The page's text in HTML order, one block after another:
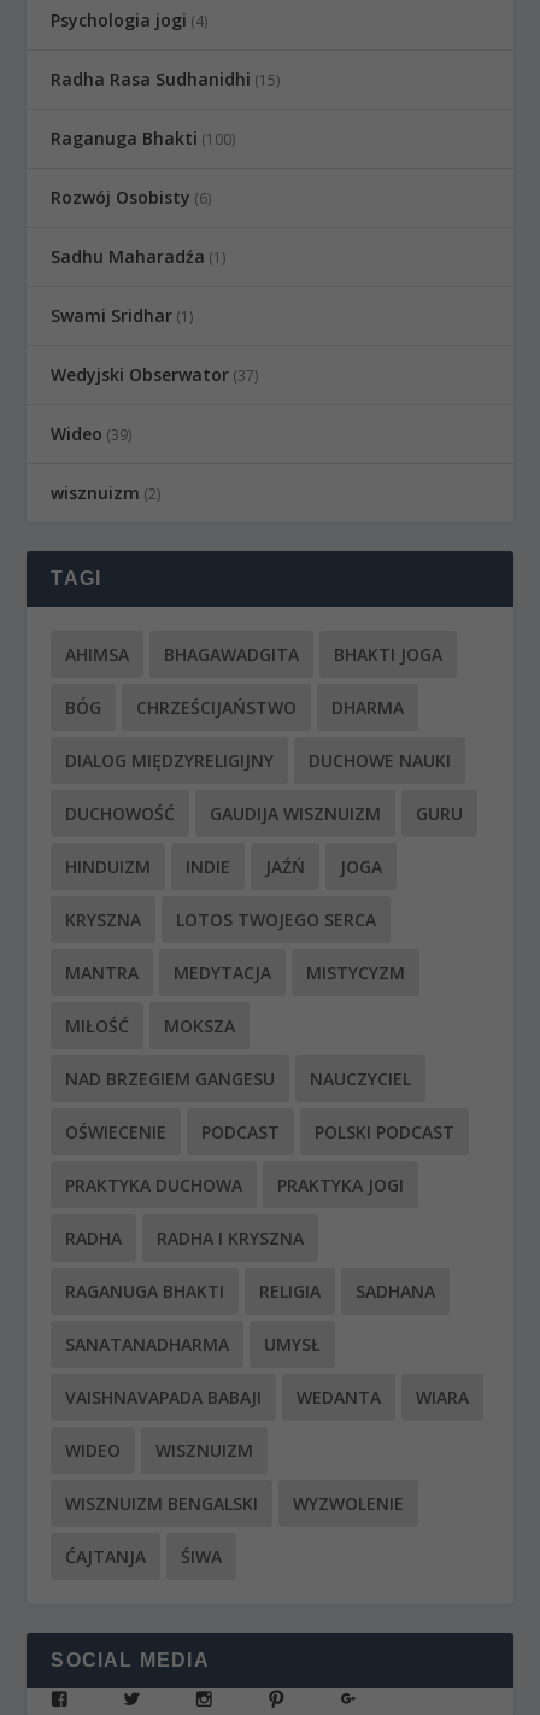
Psychologia jogi (4)
Radha Rasa Sudhanidhi (15)
Raganuga Bhakti (100)
Rozwój Osobisty (6)
Sadhu Maharadźa (1)
Swami Sridhar (1)
Wedyjski Obserwator (37)
Wideo (39)
wisznuizm (2)
TAGI
AHIMSA BHAGAWADGITA BHAKTI JOGA
BÓG CHRZEŚCIJAŃSTWO DHARMA
DIALOG MIĘDZYRELIGIJNY DUCHOWE NAUKI
DUCHOWOŚĆ GAUDIJA WISZNUIZM GURU
HINDUIZM INDIE JAŹŃ JOGA
KRYSZNA LOTOS TWOJEGO SERCA
MANTRA MEDYTACJA MISTYCYZM
MIŁOŚĆ MOKSZA
NAD BRZEGIEM GANGESU NAUCZYCIEL
OŚWIECENIE PODCAST POLSKI PODCAST
PRAKTYKA DUCHOWA PRAKTYKA JOGI
RADHA RADHA I KRYSZNA
RAGANUGA BHAKTI RELIGIA SADHANA
SANATANADHARMA UMYSŁ
VAISHNAVAPADA BABAJI WEDANTA WIARA
WIDEO WISZNUIZM
WISZNUIZM BENGALSKI WYZWOLENIE
ĆAJTANJA ŚIWA
SOCIAL MEDIA